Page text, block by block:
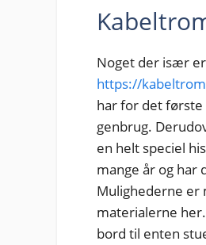
Noget der især
https://
har for det første
genbrug.
en helt speciel
mange år og har
Mulighederne er
materialerne
bord til enten